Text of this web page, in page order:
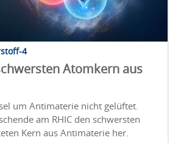
4
Atomkern aus
um Antimaterie nicht gelüftet.
am RHIC den schwersten
Kern aus Antimaterie her.